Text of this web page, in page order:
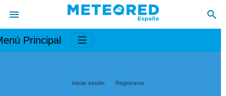
Principal
Iniciar sesión Registrarse